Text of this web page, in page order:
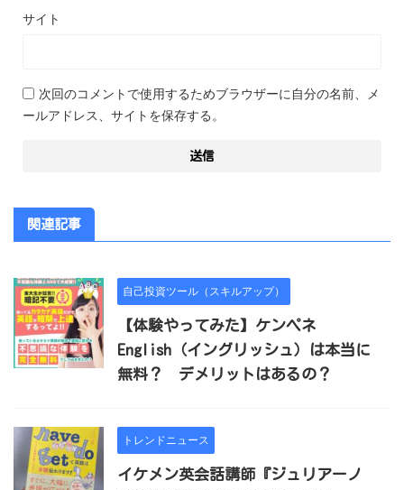
サイト
次回のコメントで使用するためブラウザーに自分の名前、メ
ールアドレス、サイトを保存する。
関連記事
自己投資ツール（スキルアップ）
【体験やってみた】ケンペネ
English（イングリッシュ）は本当に
無料？ デメリットはあるの？
トレンドニュース
イケメン英会話講師『ジュリアーノ